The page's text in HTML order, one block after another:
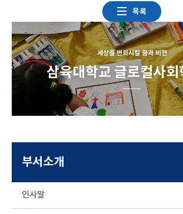
목록
세상을 변화시킬 꿈과 비전
삼육대학교 글로컬사회
부서소개
인사말